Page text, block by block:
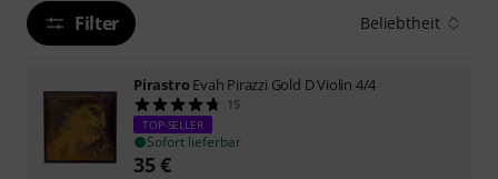
Filter Beliebtheit
PirastroEvah Pirazzi Gold D Violin 4/4
15
TOP-SELLER
Sofort lieferbar
35€